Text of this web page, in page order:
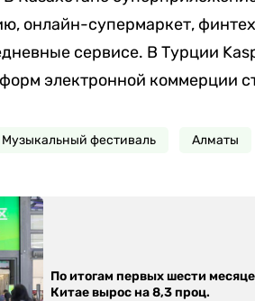
онлайн-супермаркет,
сервисе. В Турции
электронной коммерции
Музыкальный фестиваль Алматы
По итогам первых шести
Китае вырос на 8,3 проц.